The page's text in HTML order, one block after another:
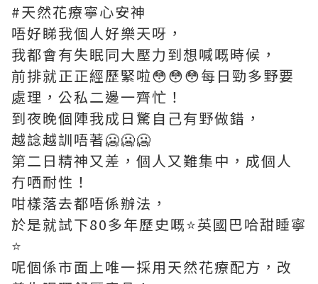
#天然花療寧心安神
唔好睇我個人好樂天呀，
我都會有失眠同大壓力到想喊嘅時候，
前排就正正經歷緊啦😳😳😳每日勁多野要
處理，公私二邊一齊忙！
到夜晚個陣我成日驚自己有野做錯，
越諗越訓唔著🥶🥶🥶
第二日精神又差，個人又難集中，成個人
冇哂耐性！
咁樣落去都唔係辦法，
於是就試下80多年歷史嘅⭐️英國巴哈甜睡寧
⭐️
呢個係市面上唯一採用天然花療配方，改